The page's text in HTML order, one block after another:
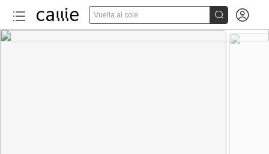
Vuelta al cole  